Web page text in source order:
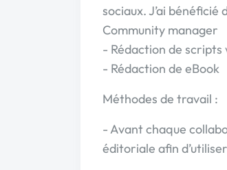
sociaux. J’ai
Community manager
- Rédaction de scripts
- Rédaction de eBook
Méthodes de travail :
- Avant chaque
éditoriale afin